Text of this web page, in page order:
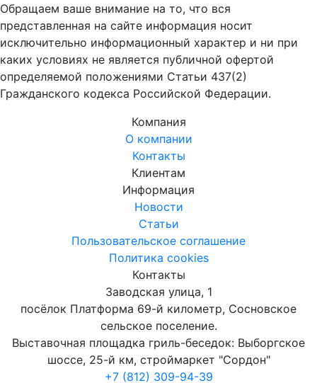
Обращаем ваше внимание на то, что вся
представленная на сайте информация носит
исключительно информационный характер и ни при
каких условиях не является публичной офертой
определяемой положениями Статьи 437(2)
Гражданского кодекса Российской Федерации.
Компания
О компании
Контакты
Клиентам
Информация
Новости
Статьи
Пользовательское соглашение
Политика cookies
Контакты
Заводская улица, 1
посёлок Платформа 69-й километр, Сосновское
сельское поселение.
Выставочная площадка гриль-беседок: Выборгское
шоссе, 25-й км, строймаркет "Сордон"
+7 (812) 309-94-39